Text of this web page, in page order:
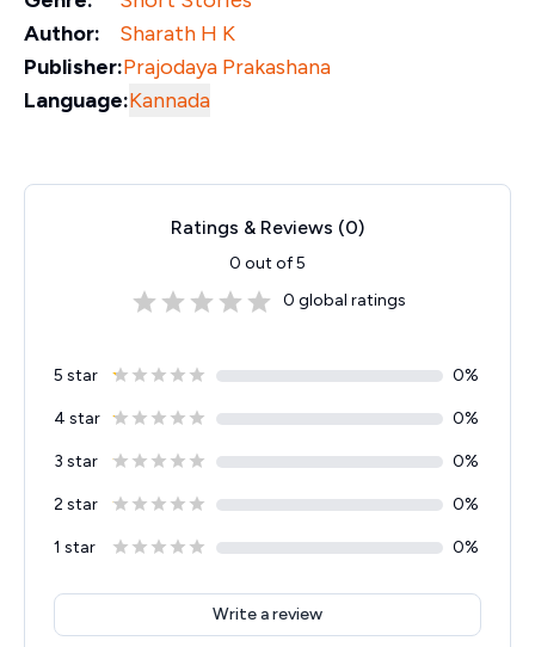
Author:
Sharath H K
Publisher:Prajodaya Prakashana
Language:Kannada
Ratings & Reviews (0)
0 out of 5
0 global ratings
5 star 0%
4 star 0%
3 star 0%
2 star 0%
1 star 0%
Write a review